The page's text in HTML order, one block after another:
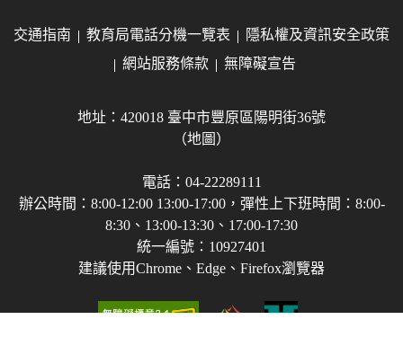
交通指南 教育局電話分機一覽表
隱私權及資訊安全政策
網站服務條款
無障礙宣告
地址：420018 臺中市豐原區陽明街36號
（地圖）
電話：04-22289111
辦公時間：8:00-12:00 13:00-17:00，彈性上下班時間：8:00-
8:30、13:00-13:30、17:00-17:30
統一編號：10927401
建議使用Chrome、Edge、Firefox瀏覽器